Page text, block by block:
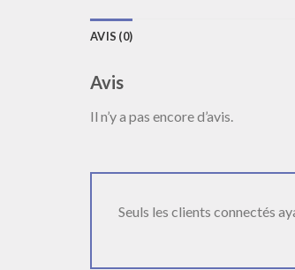
AVIS (0)
Avis
Il n’y a pas encore d’avis.
Seuls les clients connectés